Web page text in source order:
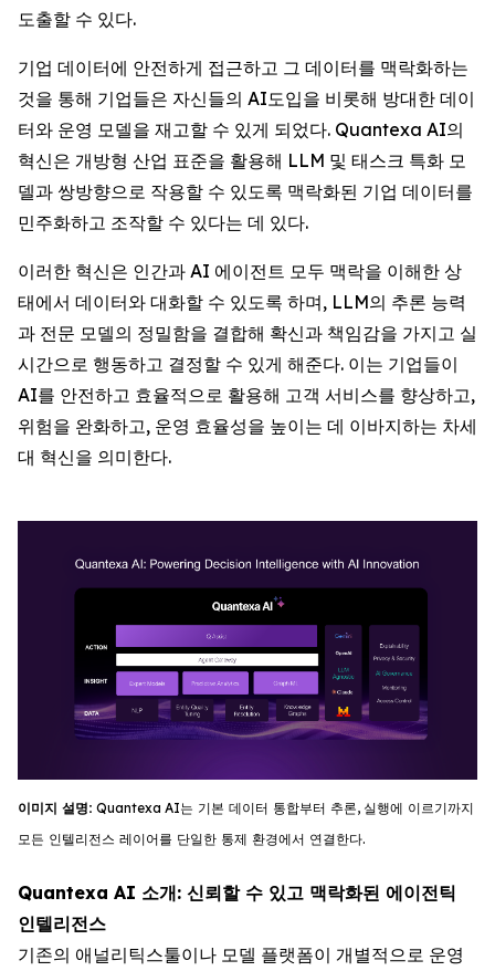
도출할 수 있다.
기업 데이터에 안전하게 접근하고 그 데이터를 맥락화하는
것을 통해 기업들은 자신들의 AI도입을 비롯해 방대한 데이
터와 운영 모델을 재고할 수 있게 되었다. Quantexa AI의
혁신은 개방형 산업 표준을 활용해 LLM 및 태스크 특화 모
델과 쌍방향으로 작용할 수 있도록 맥락화된 기업 데이터를
민주화하고 조작할 수 있다는 데 있다.
이러한 혁신은 인간과 AI 에이전트 모두 맥락을 이해한 상
태에서 데이터와 대화할 수 있도록 하며, LLM의 추론 능력
과 전문 모델의 정밀함을 결합해 확신과 책임감을 가지고 실
시간으로 행동하고 결정할 수 있게 해준다. 이는 기업들이
AI를 안전하고 효율적으로 활용해 고객 서비스를 향상하고,
위험을 완화하고, 운영 효율성을 높이는 데 이바지하는 차세
대 혁신을 의미한다.
이미지 설명: Quantexa AI는 기본 데이터 통합부터 추론, 실행에 이르기까지
모든 인텔리전스 레이어를 단일한 통제 환경에서 연결한다.
Quantexa AI 소개: 신뢰할 수 있고 맥락화된 에이전틱
인텔리전스
기존의 애널리틱스툴이나 모델 플랫폼이 개별적으로 운영